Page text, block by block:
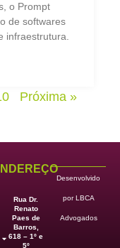
o Prompt
de softwares
infraestrutura.
Próxima »
Rua Dr.
Renato
Paes de
Barros,
618 – 1º e
5º
Desenvolvido
por LBCA
Advogados